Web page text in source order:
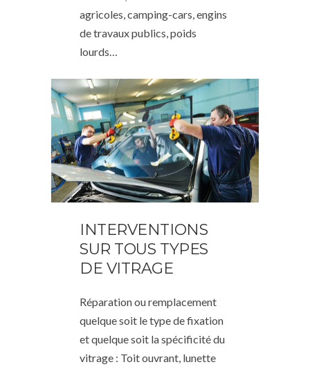
agricoles, camping-cars, engins
de travaux publics, poids
lourds…
INTERVENTIONS
SUR TOUS TYPES
DE VITRAGE
Réparation ou remplacement
quelque soit le type de fixation
et quelque soit la spécificité du
vitrage : Toit ouvrant, lunette